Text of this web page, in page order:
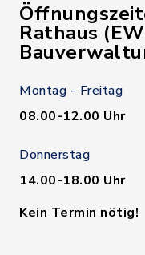
Rathaus
Montag - Freitag
08.00-12.00 Uhr
Donnerstag
14.00-18.00 Uhr
Kein Termin nötig!